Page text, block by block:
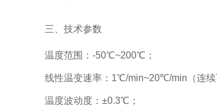
三、技术参数
温度范围：-50℃~200℃；
线性温变速率：1℃/min~20℃/min（连续
温度波动度：±0.3℃；